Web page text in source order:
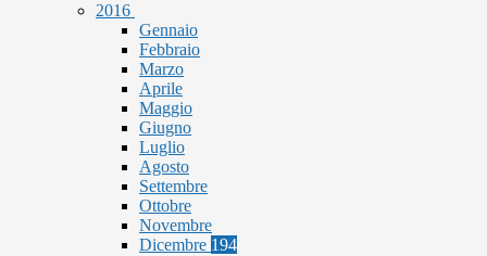
2016
Gennaio
Febbraio
Marzo
Aprile
Maggio
Giugno
Luglio
Agosto
Settembre
Ottobre
Novembre
Dicembre 194